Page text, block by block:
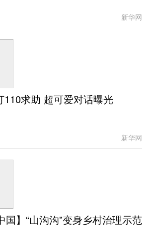
新华网
110求助 超可爱对话曝光
新华网
国】“山沟沟”变身乡村治理示范